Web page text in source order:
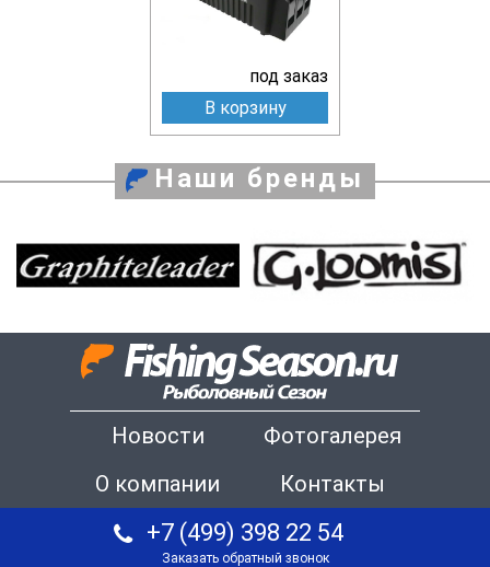
под заказ
В корзину
Наши бренды
Новости
Фотогалерея
О компании
Контакты
+7 (499) 398 22 54
Заказать обратный звонок